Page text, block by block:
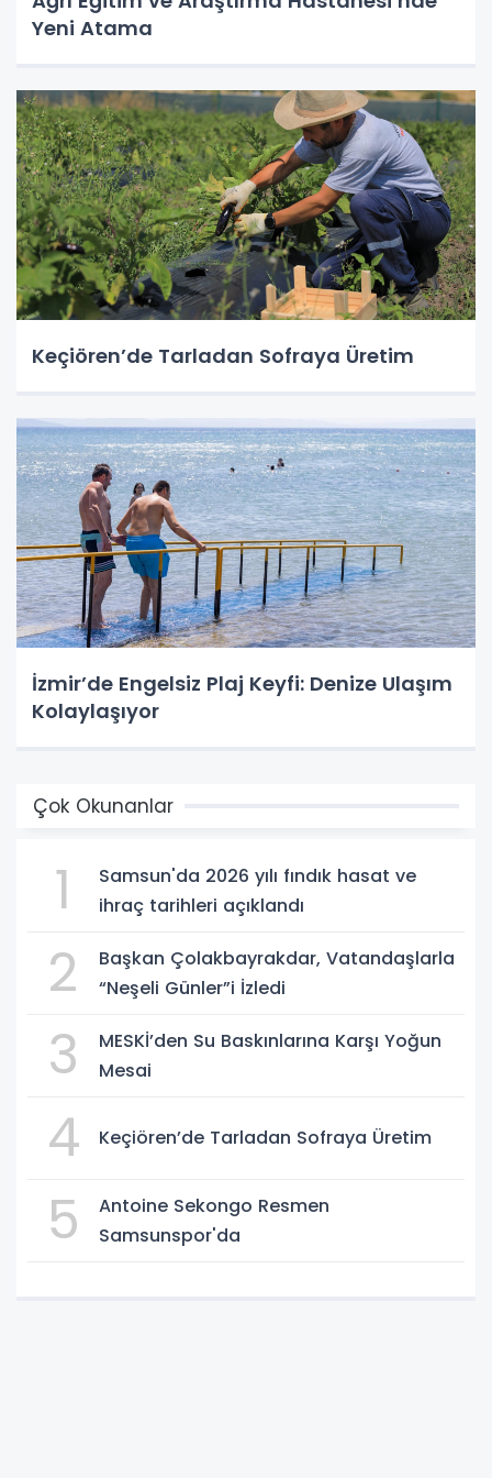
Yeni Atama
Keçiören’de Tarladan Sofraya Üretim
İzmir’de Engelsiz Plaj Keyfi: Denize Ulaşım
Kolaylaşıyor
Çok Okunanlar
1
Samsun'da 2026 yılı fındık hasat ve
ihraç tarihleri açıklandı
2
Başkan Çolakbayrakdar, Vatandaşlarla
“Neşeli Günler”i İzledi
3
MESKİ’den Su Baskınlarına Karşı Yoğun
Mesai
4 Keçiören’de Tarladan Sofraya Üretim
5
Antoine Sekongo Resmen
Samsunspor'da